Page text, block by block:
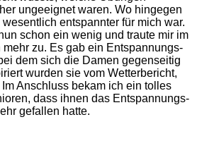
ungeeignet waren. Wo hingegen
entspannter für mich war.
schon ein wenig und traute mir im
zu. Es gab ein Entspannungs-
dem sich die Damen gegenseitig
wurden sie vom Wetterbericht,
Anschluss bekam ich ein tolles
dass ihnen das Entspannungs-
gefallen hatte.